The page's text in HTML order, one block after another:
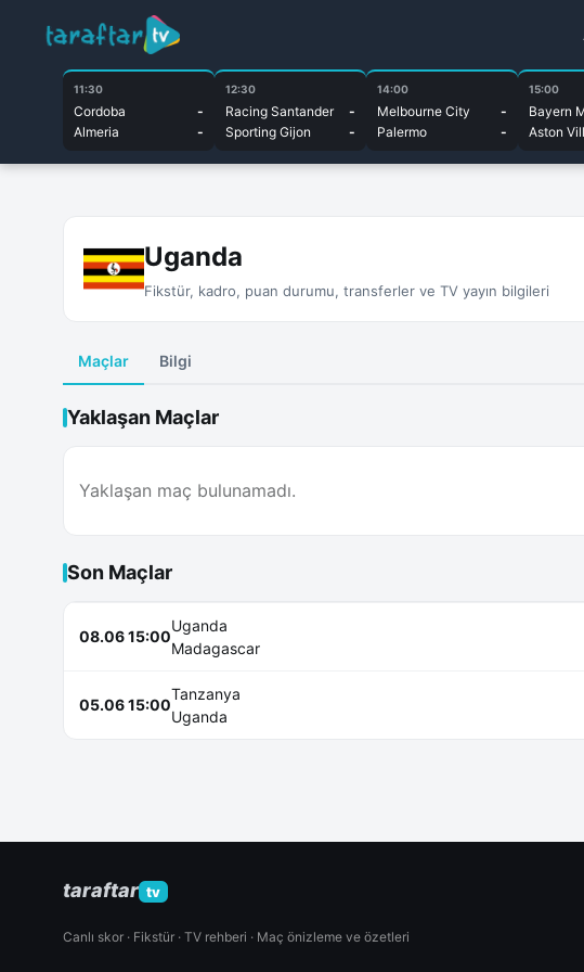
11:30
Cordoba
-
Almeria
-
12:30
Racing Santander
-
Sporting Gijon
-
14:00
Melbourne City
-
Palermo
-
15:00
Bayern
Aston
Uganda
Fikstür, kadro, puan durumu, transferler ve TV yayın bilgileri
Maçlar Bilgi
Yaklaşan Maçlar
Yaklaşan maç bulunamadı.
Son Maçlar
08.06 15:00
Uganda
Madagascar
05.06 15:00
Tanzanya
Uganda
taraftar tv
Canlı skor · Fikstür · TV rehberi · Maç önizleme ve özetleri